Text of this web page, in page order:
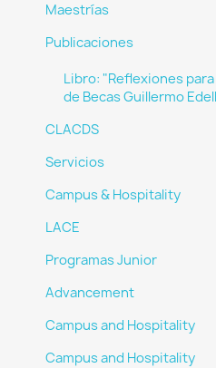
Maestrías
Publicaciones
Libro: "Reflexiones
de Becas Guillermo
CLACDS
Servicios
Campus & Hospitality
LACE
Programas Junior
Advancement
Campus and Hospitality
Campus and Hospitality